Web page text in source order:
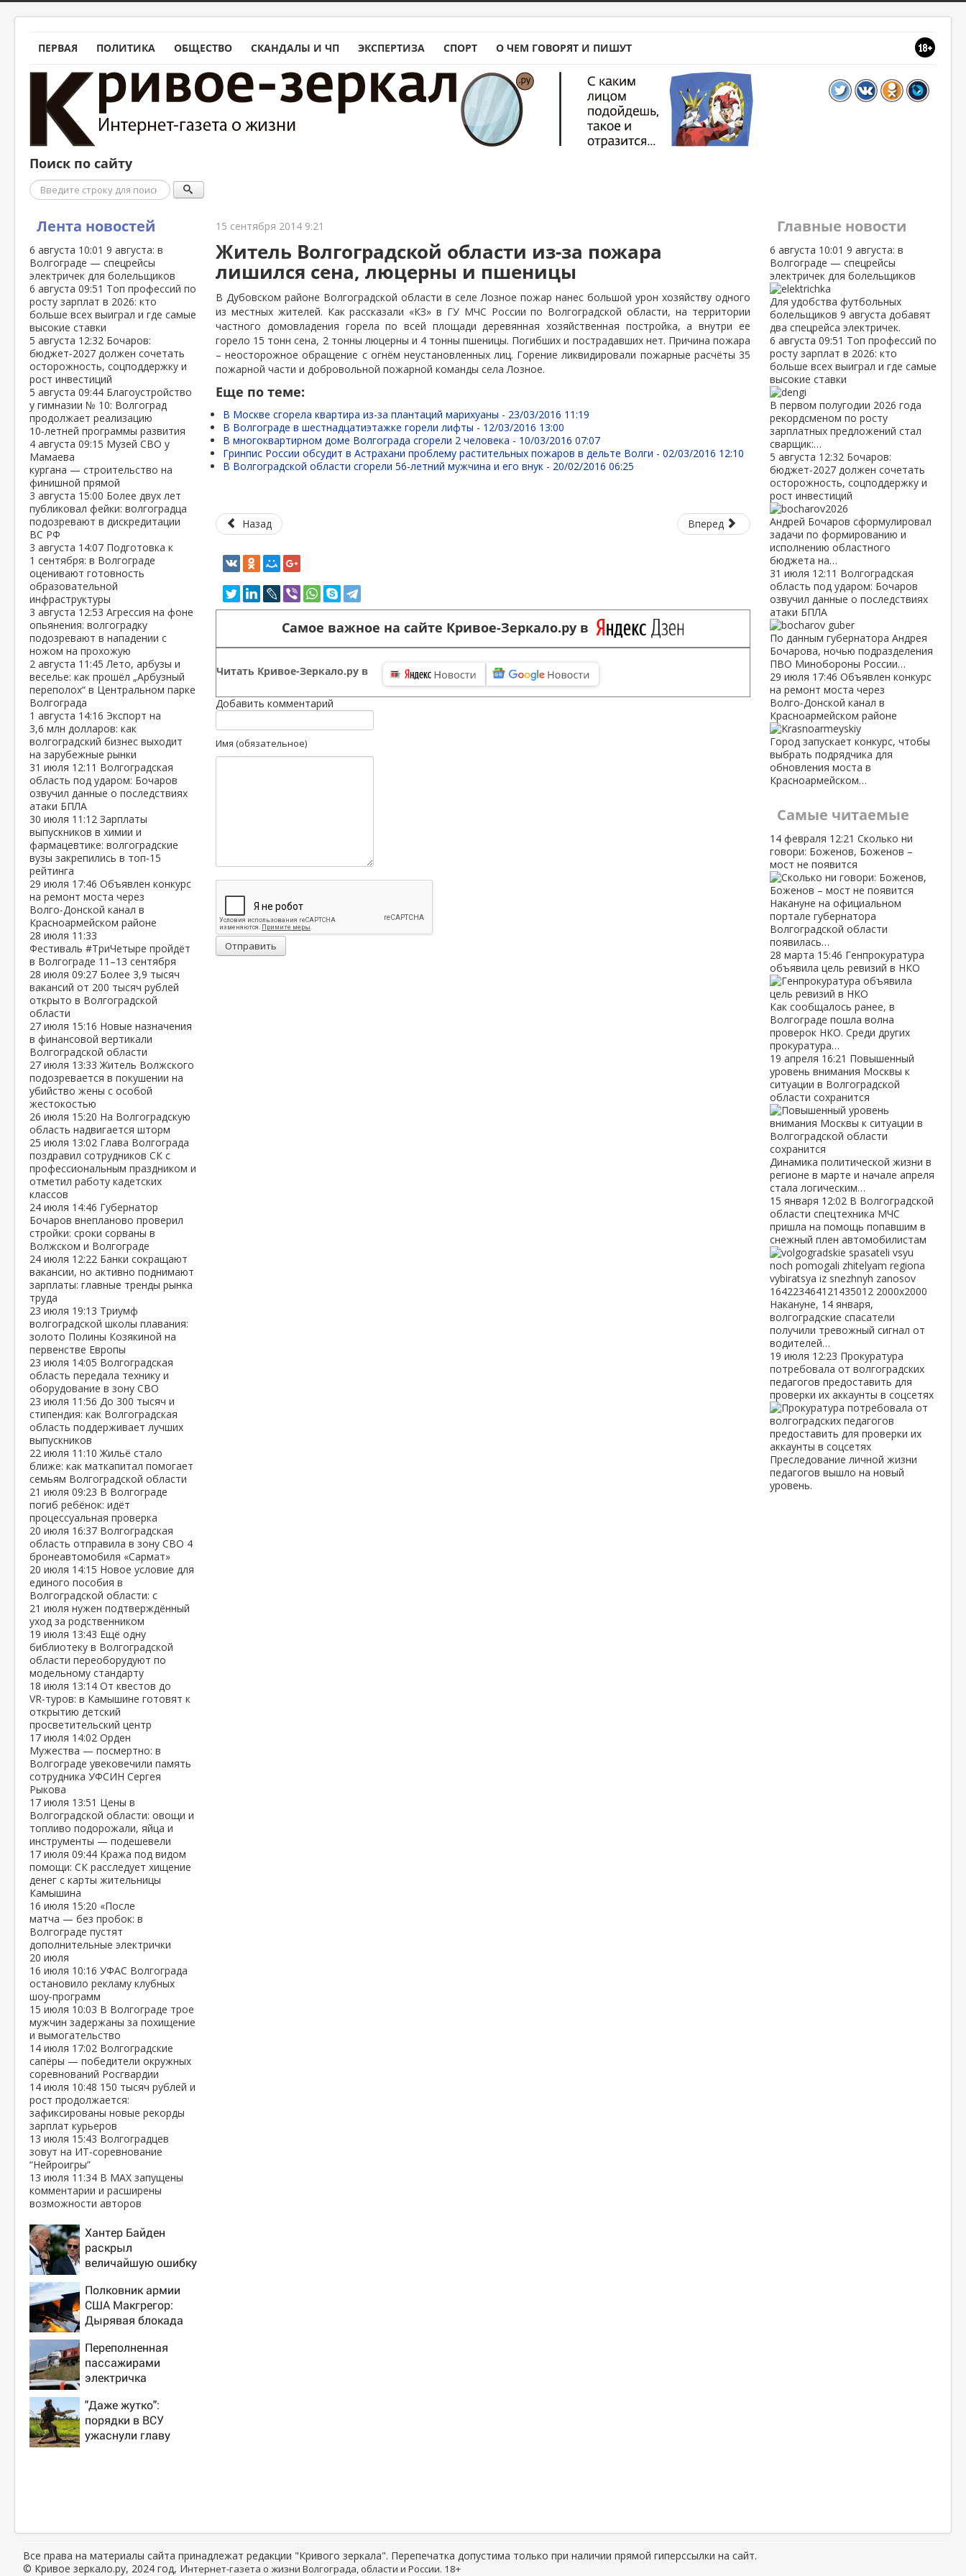
ПЕРВАЯ ПОЛИТИКА ОБЩЕСТВО СКАНДАЛЫ И ЧП ЭКСПЕРТИЗА СПОРТ О ЧЕМ ГОВОРЯТ И ПИШУТ
Поиск по сайту
Поиск
Лента новостей
6 августа 10:01 9 августа: в
Волгограде — спецрейсы
электричек для болельщиков
6 августа 09:51 Топ профессий по
росту зарплат в 2026: кто
больше всех выиграл и где самые
высокие ставки
5 августа 12:32 Бочаров:
бюджет‑2027 должен сочетать
осторожность, соцподдержку и
рост инвестиций
5 августа 09:44 Благоустройство
у гимназии № 10: Волгоград
продолжает реализацию
10‑летней программы развития
4 августа 09:15 Музей СВО у
Мамаева
кургана — строительство на
финишной прямой
3 августа 15:00 Более двух лет
публиковал фейки: волгоградца
подозревают в дискредитации
ВС РФ
3 августа 14:07 Подготовка к
1 сентября: в Волгограде
оценивают готовность
образовательной
инфраструктуры
3 августа 12:53 Агрессия на фоне
опьянения: волгоградку
подозревают в нападении с
ножом на прохожую
2 августа 11:45Лето, арбузы и
веселье: как прошёл „Арбузный
переполох“ в Центральном парке
Волгограда
1 августа 14:16 Экспорт на
3,6 млн долларов: как
волгоградский бизнес выходит
на зарубежные рынки
31 июля 12:11 Волгоградская
область под ударом: Бочаров
озвучил данные о последствиях
атаки БПЛА
30 июля 11:12 Зарплаты
выпускников в химии и
фармацевтике: волгоградские
вузы закрепились в топ‑15
рейтинга
29 июля 17:46 Объявлен конкурс
на ремонт моста через
Волго‑Донской канал в
Красноармейском районе
28 июля 11:33
Фестиваль #ТриЧетыре пройдёт
в Волгограде 11–13 сентября
28 июля 09:27 Более 3,9 тысяч
вакансий от 200 тысяч рублей
открыто в Волгоградской
области
27 июля 15:16 Новые назначения
в финансовой вертикали
Волгоградской области
27 июля 13:33Житель Волжского
подозревается в покушении на
убийство жены с особой
жестокостью
26 июля 15:20 На Волгоградскую
область надвигается шторм
25 июля 13:02 Глава Волгограда
поздравил сотрудников СК с
профессиональным праздником и
отметил работу кадетских
классов
24 июля 14:46 Губернатор
Бочаров внепланово проверил
стройки: сроки сорваны в
Волжском и Волгограде
24 июля 12:22 Банки сокращают
вакансии, но активно поднимают
зарплаты: главные тренды рынка
труда
23 июля 19:13 Триумф
волгоградской школы плавания:
золото Полины Козякиной на
первенстве Европы
23 июля 14:05 Волгоградская
область передала технику и
оборудование в зону СВО
23 июля 11:56 До 300 тысяч и
стипендия: как Волгоградская
область поддерживает лучших
выпускников
22 июля 11:10Жильё стало
ближе: как маткапитал помогает
семьям Волгоградской области
21 июля 09:23 В Волгограде
погиб ребёнок: идёт
процессуальная проверка
20 июля 16:37 Волгоградская
область отправила в зону СВО 4
бронеавтомобиля «Сармат»
20 июля 14:15 Новое условие для
единого пособия в
Волгоградской области: с
21 июля нужен подтверждённый
уход за родственником
19 июля 13:43 Ещё одну
библиотеку в Волгоградской
области переоборудуют по
модельному стандарту
18 июля 13:14 От квестов до
VR‑туров: в Камышине готовят к
открытию детский
просветительский центр
17 июля 14:02 Орден
Мужества — посмертно: в
Волгограде увековечили память
сотрудника УФСИН Сергея
Рыкова
17 июля 13:51 Цены в
Волгоградской области: овощи и
топливо подорожали, яйца и
инструменты — подешевели
17 июля 09:44 Кража под видом
помощи: СК расследует хищение
денег с карты жительницы
Камышина
16 июля 15:20 «После
матча — без пробок: в
Волгограде пустят
дополнительные электрички
20 июля
16 июля 10:16 УФАС Волгограда
остановило рекламу клубных
шоу‑программ
15 июля 10:03 В Волгограде трое
мужчин задержаны за похищение
и вымогательство
14 июля 17:02 Волгоградские
сапёры — победители окружных
соревнований Росгвардии
14 июля 10:48 150 тысяч рублей и
рост продолжается:
зафиксированы новые рекорды
зарплат курьеров
13 июля 15:43 Волгоградцев
зовут на ИТ‑соревнование
“Нейроигры”
13 июля 11:34 В МАХ запущены
комментарии и расширены
возможности авторов
Хантер Байден
раскрыл
величайшую ошибку
бездействие против
Трампа
Полковник армии
США Макгрегор:
Дырявая блокада
командовании ВМФ
России за это
полетят головы?
Переполненная
пассажирами
электричка
грузовым поездом
— десятки человек
пострадали. Видео
"Даже жутко":
порядки в ВСУ
ужаснули главу
15 сентября 2014 9:21
Житель Волгоградской области из-за пожара
лишился сена, люцерны и пшеницы
В Дубовском районе Волгоградской области в селе Лозное пожар нанес большой урон хозяйству одного
из местных жителей. Как рассказали «КЗ» в ГУ МЧС России по Волгоградской области, на территории
частного домовладения горела по всей площади деревянная хозяйственная постройка, а внутри ее
горело 15 тонн сена, 2 тонны люцерны и 4 тонны пшеницы. Погибших и пострадавших нет. Причина пожара
– неосторожное обращение с огнём неустановленных лиц. Горение ликвидировали пожарные расчёты 35
пожарной части и добровольной пожарной команды села Лозное.
Еще по теме:
В Москве сгорела квартира из-за плантаций марихуаны - 23/03/2016 11:19
В Волгограде в шестнадцатиэтажке горели лифты - 12/03/2016 13:00
В многоквартирном доме Волгограда сгорели 2 человека - 10/03/2016 07:07
Гринпис России обсудит в Астрахани проблему растительных пожаров в дельте Волги -02/03/2016 12:10
В Волгоградской области сгорели 56-летний мужчина и его внук - 20/02/2016 06:25
Назад Вперед
Самое важное на сайте Кривое-Зеркало.ру в
Читать Кривое-Зеркало.ру в
Добавить комментарий
Имя (обязательное)
Отправить
Главные новости
6 августа 10:01 9 августа: в
Волгограде — спецрейсы
электричек для болельщиков
Для удобства футбольных
болельщиков 9 августа добавят
два спецрейса электричек.
6 августа 09:51 Топ профессий по
росту зарплат в 2026: кто
больше всех выиграл и где самые
высокие ставки
В первом полугодии 2026 года
рекордсменом по росту
зарплатных предложений стал
сварщик:…
5 августа 12:32 Бочаров:
бюджет‑2027 должен сочетать
осторожность, соцподдержку и
рост инвестиций
Андрей Бочаров сформулировал
задачи по формированию и
исполнению областного
бюджета на…
31 июля 12:11 Волгоградская
область под ударом: Бочаров
озвучил данные о последствиях
атаки БПЛА
По данным губернатора Андрея
Бочарова, ночью подразделения
ПВО Минобороны России…
29 июля 17:46 Объявлен конкурс
на ремонт моста через
Волго‑Донской канал в
Красноармейском районе
Город запускает конкурс, чтобы
выбрать подрядчика для
обновления моста в
Красноармейском…
Самые читаемые
14 февраля 12:21 Сколько ни
говори: Боженов, Боженов –
мост не появится
Накануне на официальном
портале губернатора
Волгоградской области
появилась…
28 марта 15:46 Генпрокуратура
объявила цель ревизий в НКО
Как сообщалось ранее, в
Волгограде пошла волна
проверок НКО. Среди других
прокуратура…
19 апреля 16:21 Повышенный
уровень внимания Москвы к
ситуации в Волгоградской
области сохранится
Динамика политической жизни в
регионе в марте и начале апреля
стала логическим…
15 января 12:02 В Волгоградской
области спецтехника МЧС
пришла на помощь попавшим в
снежный плен автомобилистам
Накануне, 14 января,
волгоградские спасатели
получили тревожный сигнал от
водителей…
19 июля 12:23 Прокуратура
потребовала от волгоградских
педагогов предоставить для
проверки их аккаунты в соцсетях
Преследование личной жизни
педагогов вышло на новый
уровень.
Все права на материалы сайта принадлежат редакции "Кривого зеркала". Перепечатка допустима только при наличии прямой гиперссылки на сайт.
© Кривое зеркало.ру, 2024 год, Интернет-газета о жизни Волгограда, области и России. 18+